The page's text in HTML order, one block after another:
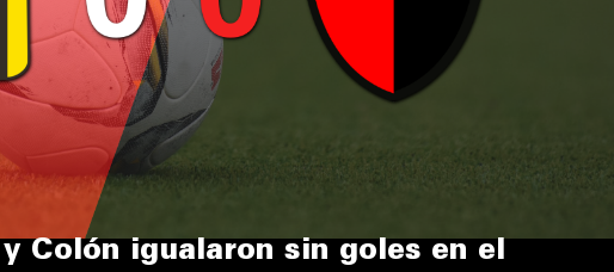
Colón igualaron sin goles en el